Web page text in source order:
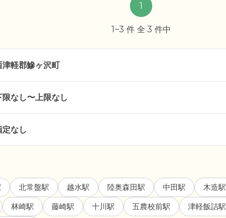
1
1~3 件 全 3 件中
津軽郡鰺ヶ沢町
限なし〜上限なし
定なし
北常盤駅 越水駅 陸奥森田駅 中田駅 木造駅
林崎駅 藤崎駅 十川駅 五農校前駅 津軽飯詰駅